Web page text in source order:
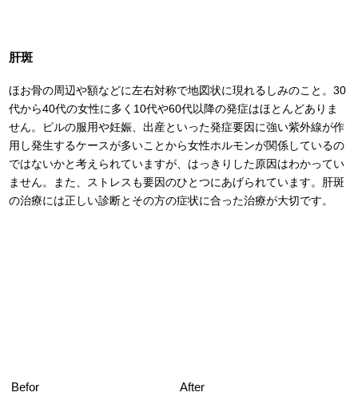
肝斑
ほお骨の周辺や額などに左右対称で地図状に現れるしみのこと。30
代から40代の女性に多く10代や60代以降の発症はほとんどありま
せん。ピルの服用や妊娠、出産といった発症要因に強い紫外線が作
用し発生するケースが多いことから女性ホルモンが関係しているの
ではないかと考えられていますが、はっきりした原因はわかってい
ません。また、ストレスも要因のひとつにあげられています。肝斑
の治療には正しい診断とその方の症状に合った治療が大切です。
Befor After